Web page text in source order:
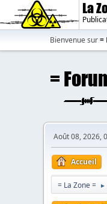
La
Bienvenue sur=
Août 08, 2026,
Accueil
= La Zone = ►